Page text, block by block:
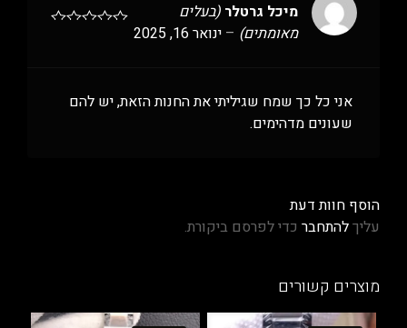
מיכל גרטלר (בעלים
מאומתים) – ינואר 16, 2025
אני כל כך שמח שגיליתי את החנות הזאת, יש להם
שעונים מדהימים.
הוסף חוות דעת
עליךלהתחבר כדי לפרסם ביקורת.
מוצרים קשורים